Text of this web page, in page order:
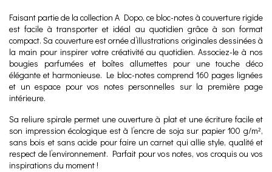
Faisant partie de la collection A Dopo, ce bloc-notes à couverture rigide
est facile à transporter et idéal au quotidien grâce à son format
compact. Sa couverture est ornée d’illustrations originales dessinées à
la main pour inspirer votre créativité au quotidien. Associez-le à nos
bougies parfumées et boîtes allumettes pour une touche déco
élégante et harmonieuse. Le bloc-notes comprend 160 pages lignées
et un espace pour vos notes personnelles sur la première page
intérieure.
Sa reliure spirale permet une ouverture à plat et une écriture facile et
son impression écologique est à l’encre de soja sur papier 100 g/m²,
sans bois et sans acide pour faire un carnet qui allie style, qualité et
respect de l’environnement. Parfait pour vos notes, vos croquis ou vos
inspirations du moment !